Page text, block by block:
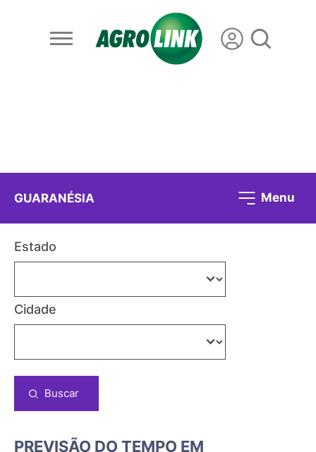
GUARANÉSIA Menu
Estado
Cidade
Buscar
PREVISÃO DO TEMPO EM